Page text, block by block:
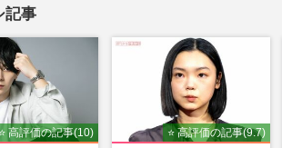
記事
⭐ 高評価の記事(10) ⭐ 高評価の記事(9.7)